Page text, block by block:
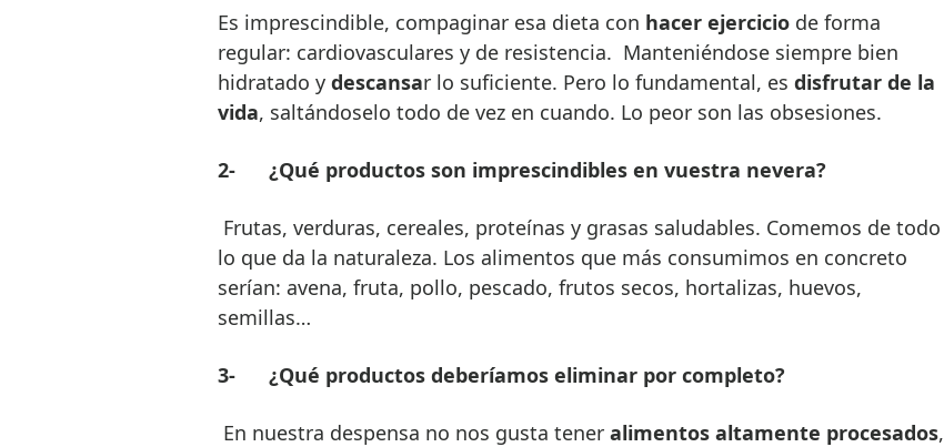
Es imprescindible, compaginar esa dieta con hacer ejerciciode forma
regular: cardiovasculares y de resistencia. Manteniéndose siempre bien
hidratado y descansar lo suficiente. Pero lo fundamental, es disfrutar de la
vida, saltándoselo todo de vez en cuando. Lo peor son las obsesiones.
2- ¿Qué productos son imprescindibles en vuestra nevera?
Frutas, verduras, cereales, proteínas y grasas saludables. Comemos de todo
lo que da la naturaleza. Los alimentos que más consumimos en concreto
serían: avena, fruta, pollo, pescado, frutos secos, hortalizas, huevos,
semillas…
3- ¿Qué productos deberíamos eliminar por completo?
En nuestra despensa no nos gusta tener alimentos altamente procesados,